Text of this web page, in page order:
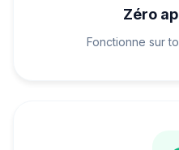
Zéro
Fonctionne sur